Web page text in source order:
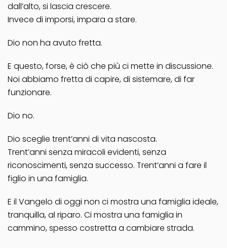
dall’alto, si lascia crescere.
Invece di imporsi, impara a stare.
Dio non ha avuto fretta.
E questo, forse, è ciò che più ci mette in discussione.
Noi abbiamo fretta di capire, di sistemare, di far
funzionare.
Dio no.
Dio sceglie trent’anni di vita nascosta.
Trent’anni senza miracoli evidenti, senza
riconoscimenti, senza successo. Trent’anni a fare il
figlio in una famiglia.
E il Vangelo di oggi non ci mostra una famiglia ideale,
tranquilla, al riparo. Ci mostra una famiglia in
cammino, spesso costretta a cambiare strada.